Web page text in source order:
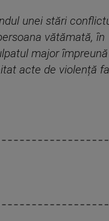
unei stări
vătămată, în
major împre
acte de violență